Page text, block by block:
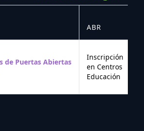
ABR
de Puertas Abiertas
Inscripción
en Centros
Educación